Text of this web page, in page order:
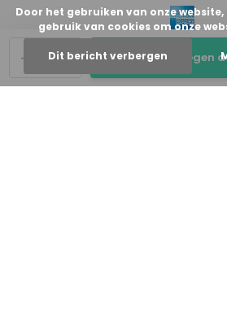
+
- Toevoegen
Door het gebruiken van onze
gebruik van cookies om onze
Dit bericht verbergen